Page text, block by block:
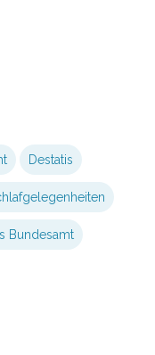
Destatis
Bundesamt